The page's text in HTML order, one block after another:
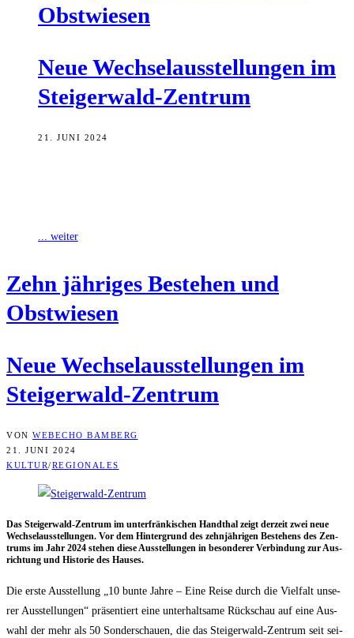
Obstwiesen
Neue Wech­sel­aus­stel­lun­gen im
Steigerwald-Zentrum
21. JUNI 2024
... weiter
Zehn jäh­ri­ges Bestehen und
Obstwiesen
Neue Wech­sel­aus­stel­lun­gen im
Steigerwald-Zentrum
VON WEBECHO BAMBERG
21. JUNI 2024
KULTUR/REGIONALES
Das Stei­ger­wald-Zen­trum im unter­frän­ki­schen Hand­thal zeigt der­zeit zwei neue
Wech­sel­aus­stel­lun­gen. Vor dem Hin­ter­grund des zehn­jäh­ri­gen Bestehens des Zen­
trums im Jahr 2024 ste­hen die­se Aus­stel­lun­gen in beson­de­rer Ver­bin­dung zur Aus­
rich­tung und His­to­rie des Hauses.
Die ers­te Aus­stel­lung „10 bun­te Jah­re – Eine Rei­se durch die Viel­falt unse­
rer Aus­stel­lun­gen“ prä­sen­tiert eine unter­halt­sa­me Rück­schau auf eine Aus­
wahl der mehr als 50 Son­der­schau­en, die das Stei­ger­wald-Zen­trum seit sei­